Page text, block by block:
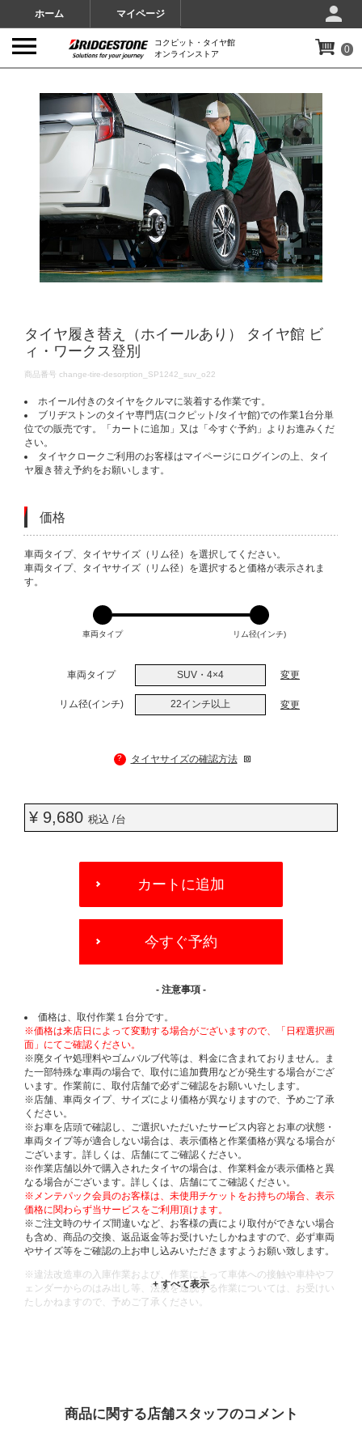
ホーム マイページ
コクピット・タイヤ館
オンラインストア
0
タイヤ履き替え（ホイールあり） タイヤ館 ビ
ィ・ワークス登別
DETAILS
商品番号 change-tire-desorption_SP1242_suv_o22
ホイール付きのタイヤをクルマに装着する作業です。
ブリヂストンのタイヤ専門店(コクピット/タイヤ館)での作業1台分単
位での販売です。「カートに追加」又は「今すぐ予約」よりお進みくだ
さい。
タイヤクロークご利用のお客様はマイページにログインの上、タイ
ヤ履き替え予約をお願いします。
価格
VARIATIONS
車両タイプ、タイヤサイズ（リム径）を選択してください。
車両タイプ、タイヤサイズ（リム径）を選択すると価格が表示されま
す。
車両タイプ リム径(インチ)
車両タイプ SUV・4×4 変更
リム径(インチ) 22インチ以上 変更
? タイヤサイズの確認方法
¥ 9,680 税込 /台
OPTIONS
カートに追加
今すぐ予約
- 注意事項 -
価格は、取付作業１台分です。
※価格は来店日によって変動する場合がございますので、「日程選択画
面」にてご確認ください。
※廃タイヤ処理料やゴムバルブ代等は、料金に含まれておりません。ま
た一部特殊な車両の場合で、取付に追加費用などが発生する場合がござ
います。作業前に、取付店舗で必ずご確認をお願いいたします。
※店舗、車両タイプ、サイズにより価格が異なりますので、予めご了承
ください。
※お車を店頭で確認し、ご選択いただいたサービス内容とお車の状態・
車両タイプ等が適合しない場合は、表示価格と作業価格が異なる場合が
ございます。詳しくは、店舗にてご確認ください。
※作業店舗以外で購入されたタイヤの場合は、作業料金が表示価格と異
なる場合がございます。詳しくは、店舗にてご確認ください。
※メンテパック会員のお客様は、未使用チケットをお持ちの場合、表示
価格に関わらず当サービスをご利用頂けます。
※ご注文時のサイズ間違いなど、お客様の責により取付ができない場合
も含め、商品の交換、返品返金等お受けいたしかねますので、必ず車両
やサイズ等をご確認の上お申し込みいただきますようお願い致します。
※違法改造車の入庫作業および、作業によって車体への接触や車枠やフ
ェンダーからのはみ出し等、法規を逸脱する作業については、お受けい
たしかねますので、予めご了承ください。
商品に関する店舗スタッフのコメント